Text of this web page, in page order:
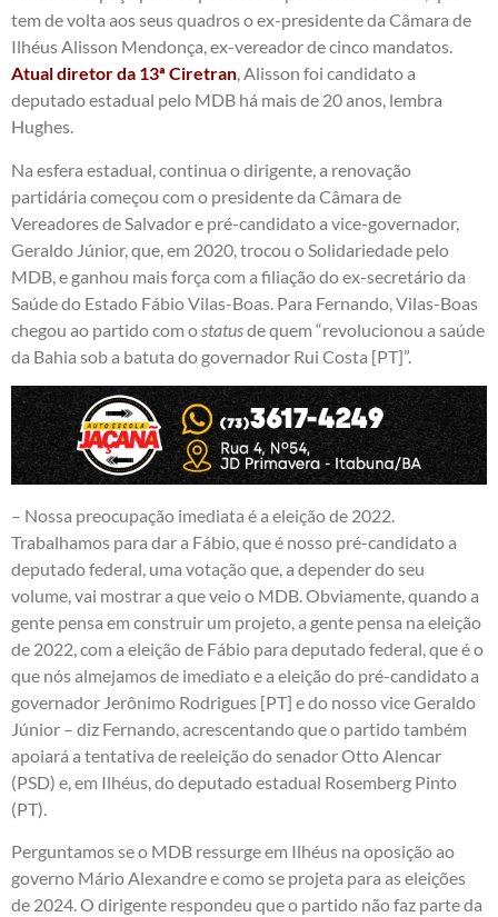
tem de volta aos seus quadros o ex-presidente da Câmara de
Ilhéus Alisson Mendonça, ex-vereador de cinco mandatos.
Atual diretor da 13ª Ciretran, Alisson foi candidato a
deputado estadual pelo MDB há mais de 20 anos, lembra
Hughes.
Na esfera estadual, continua o dirigente, a renovação
partidária começou com o presidente da Câmara de
Vereadores de Salvador e pré-candidato a vice-governador,
Geraldo Júnior, que, em 2020, trocou o Solidariedade pelo
MDB, e ganhou mais força com a filiação do ex-secretário da
Saúde do Estado Fábio Vilas-Boas. Para Fernando, Vilas-Boas
chegou ao partido com o statusde quem “revolucionou a saúde
da Bahia sob a batuta do governador Rui Costa [PT]”.
– Nossa preocupação imediata é a eleição de 2022.
Trabalhamos para dar a Fábio, que é nosso pré-candidato a
deputado federal, uma votação que, a depender do seu
volume, vai mostrar a que veio o MDB. Obviamente, quando a
gente pensa em construir um projeto, a gente pensa na eleição
de 2022, com a eleição de Fábio para deputado federal, que é o
que nós almejamos de imediato e a eleição do pré-candidato a
governador Jerônimo Rodrigues [PT] e do nosso vice Geraldo
Júnior – diz Fernando, acrescentando que o partido também
apoiará a tentativa de reeleição do senador Otto Alencar
(PSD) e, em Ilhéus, do deputado estadual Rosemberg Pinto
(PT).
Perguntamos se o MDB ressurge em Ilhéus na oposição ao
governo Mário Alexandre e como se projeta para as eleições
de 2024. O dirigente respondeu que o partido não faz parte da